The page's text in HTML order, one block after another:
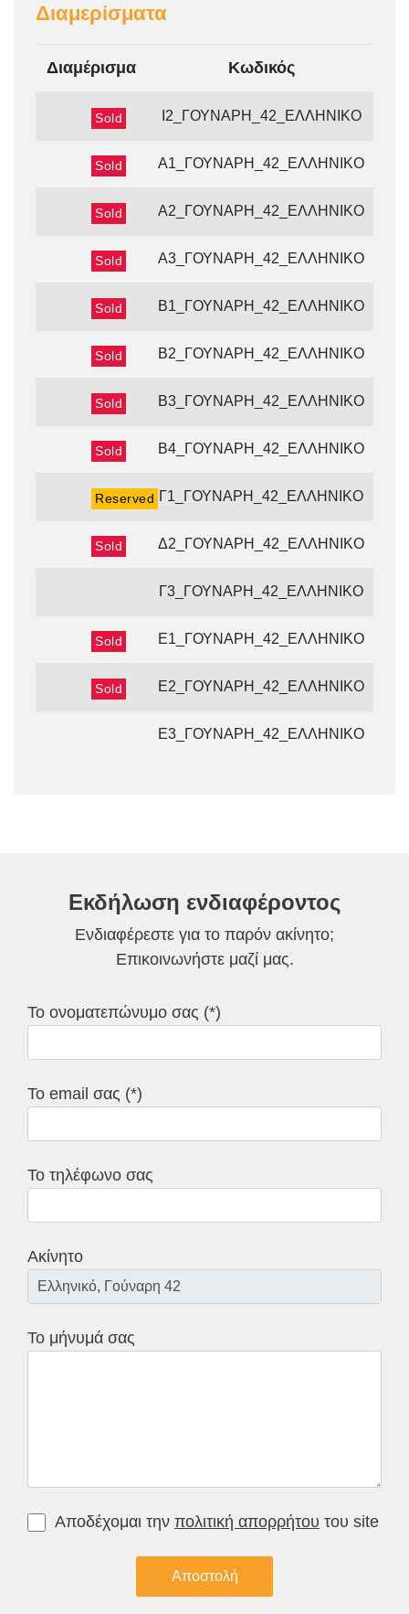
Διαμερίσματα
Διαμέρισμα Κωδικός
Sold Ι2_ΓΟΥΝΑΡΗ_42_ΕΛΛΗΝΙΚΟ
Sold Α1_ΓΟΥΝΑΡΗ_42_ΕΛΛΗΝΙΚΟ
Sold Α2_ΓΟΥΝΑΡΗ_42_ΕΛΛΗΝΙΚΟ
Sold Α3_ΓΟΥΝΑΡΗ_42_ΕΛΛΗΝΙΚΟ
Sold Β1_ΓΟΥΝΑΡΗ_42_ΕΛΛΗΝΙΚΟ
Sold Β2_ΓΟΥΝΑΡΗ_42_ΕΛΛΗΝΙΚΟ
Sold Β3_ΓΟΥΝΑΡΗ_42_ΕΛΛΗΝΙΚΟ
Sold Β4_ΓΟΥΝΑΡΗ_42_ΕΛΛΗΝΙΚΟ
Reserved Γ1_ΓΟΥΝΑΡΗ_42_ΕΛΛΗΝΙΚΟ
Sold Δ2_ΓΟΥΝΑΡΗ_42_ΕΛΛΗΝΙΚΟ
Γ3_ΓΟΥΝΑΡΗ_42_ΕΛΛΗΝΙΚΟ
Sold Ε1_ΓΟΥΝΑΡΗ_42_ΕΛΛΗΝΙΚΟ
Sold Ε2_ΓΟΥΝΑΡΗ_42_ΕΛΛΗΝΙΚΟ
Ε3_ΓΟΥΝΑΡΗ_42_ΕΛΛΗΝΙΚΟ
Εκδήλωση ενδιαφέροντος
Ενδιαφέρεστε για το παρόν ακίνητο;
Επικοινωνήστε μαζί μας.
Το ονοματεπώνυμο σας (*)
Το email σας (*)
Το τηλέφωνο σας
Ακίνητο
Το μήνυμά σας
Αποδέχομαι την πολιτική απορρήτου του site